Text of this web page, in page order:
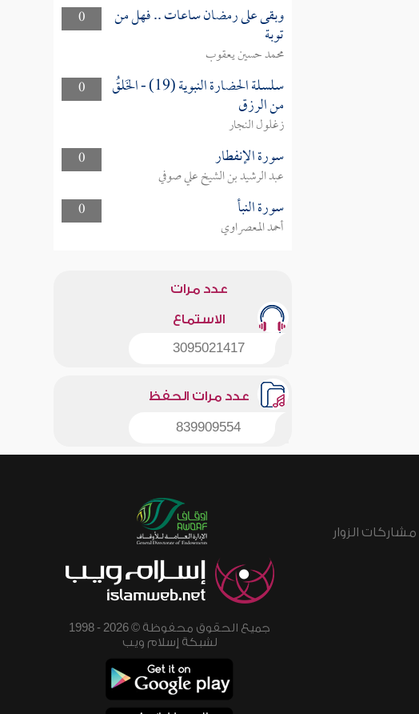
0 وبقى على رمضان ساعات .. فهل من
توبة
محمد حسين يعقوب
0
سلسلة الحضارة النبوية (19) - الخَلقُ
من الرزق
زغلول النجار
0
سورة الإنفطار
عبد الرشيد بن الشيخ علي صوفي
0
سورة النبأ
أحمد المعصراوي
عدد مرات
الاستماع
3095021417
عدد مرات الحفظ
839909554
مشاركات الزوار
جميع الحقوق محفوظة © 2026 - 1998
لشبكة إسلام ويب